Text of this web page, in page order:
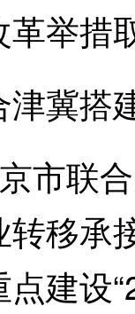
举措
冀搭
联合
移承
建设